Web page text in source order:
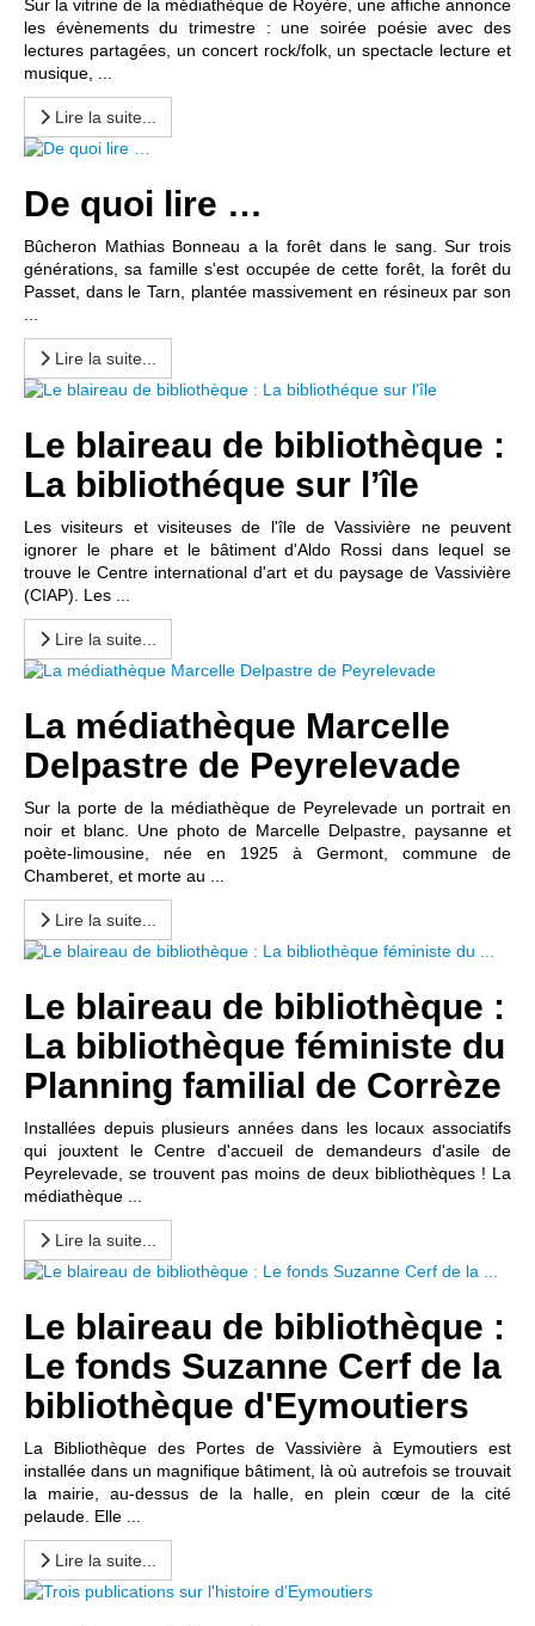
Sur la vitrine de la médiathèque de Royère, une affiche annonce
les évènements du trimestre : une soirée poésie avec des
lectures partagées, un concert rock/folk, un spectacle lecture et
musique, ...
Lire la suite...
De quoi lire …
Bûcheron Mathias Bonneau a la forêt dans le sang. Sur trois
générations, sa famille s'est occupée de cette forêt, la forêt du
Passet, dans le Tarn, plantée massivement en résineux par son
Lire la suite...
Le blaireau de bibliothèque :
La bibliothéque sur l’île
Les visiteurs et visiteuses de l'île de Vassivière ne peuvent
ignorer le phare et le bâtiment d'Aldo Rossi dans lequel se
trouve le Centre international d'art et du paysage de Vassivière
(CIAP). Les ...
Lire la suite...
La médiathèque Marcelle
Delpastre de Peyrelevade
Sur la porte de la médiathèque de Peyrelevade un portrait en
noir et blanc. Une photo de Marcelle Delpastre, paysanne et
poète-limousine, née en 1925 à Germont, commune de
Chamberet, et morte au ...
Lire la suite...
Le blaireau de bibliothèque :
La bibliothèque féministe du
Planning familial de Corrèze
Installées depuis plusieurs années dans les locaux associatifs
qui jouxtent le Centre d'accueil de demandeurs d'asile de
Peyrelevade, se trouvent pas moins de deux bibliothèques ! La
médiathèque ...
Lire la suite...
Le blaireau de bibliothèque :
Le fonds Suzanne Cerf de la
bibliothèque d'Eymoutiers
La Bibliothèque des Portes de Vassivière à Eymoutiers est
installée dans un magnifique bâtiment, là où autrefois se trouvait
la mairie, au-dessus de la halle, en plein cœur de la cité
pelaude. Elle ...
Lire la suite...